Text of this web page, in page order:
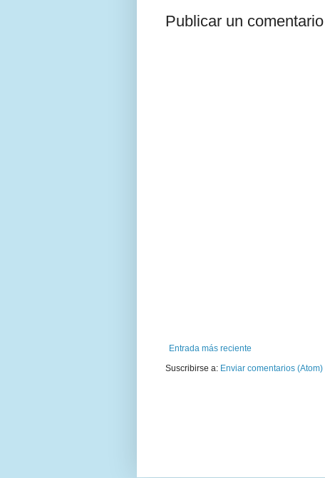
Publicar un comentario
Entrada más reciente
Suscribirse a: Enviar comentarios (Atom)